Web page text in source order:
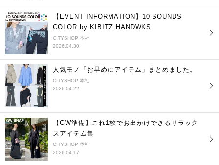
【EVENT INFORMATION】10 SOUNDS
COLOR by KIBITZ HANDWKS
CITYSHOP 本社
2026.04.30
人気モノ「お早めにアイテム」まとめました。
CITYSHOP 本社
2026.04.22
【GW準備】これ1枚でお出かけできるリラック
スアイテム集
CITYSHOP 本社
2026.04.17